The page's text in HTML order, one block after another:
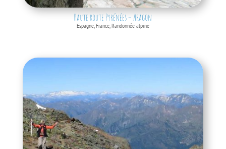
Haute route Pyrénées – Aragon
Espagne,France,Randonnée alpine